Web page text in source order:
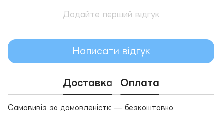
Додайте перший відгук
Написати відгук
Доставка Оплата
Самовивіз за домовленістю — безкоштовно.